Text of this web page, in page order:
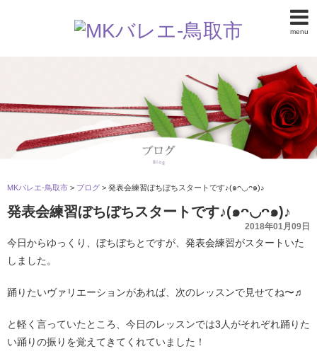
menu
MKバレエ-鳥取市 > ブログ > 発表会練習ぼちぼちスタートです♪(๑ᴖ◡ᴖ๑)♪
発表会練習ぼちぼちスタートです♪(๑ᴖ◡ᴖ๑)♪
2018年01月09日
今日からゆっくり、ぼちぼちとですが、発表会練習がスタートいた
しました。
踊りたいヴァリエーションがあれば、次のレッスンで見せてね〜♬
と軽く言っていたところ、今日のレッスンでは3人がそれぞれ踊りた
い踊りの振りを覚えてきてくれていました！